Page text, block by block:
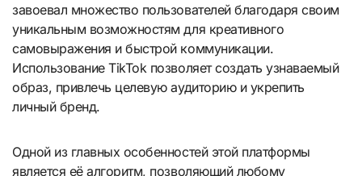
завоевал множество пользователей благодаря своим
уникальным возможностям для креативного
самовыражения и быстрой коммуникации.
Использование TikTok позволяет создать узнаваемый
образ, привлечь целевую аудиторию и укрепить
личный бренд.
Одной из главных особенностей этой платформы
является её алгоритм, позволяющий любому